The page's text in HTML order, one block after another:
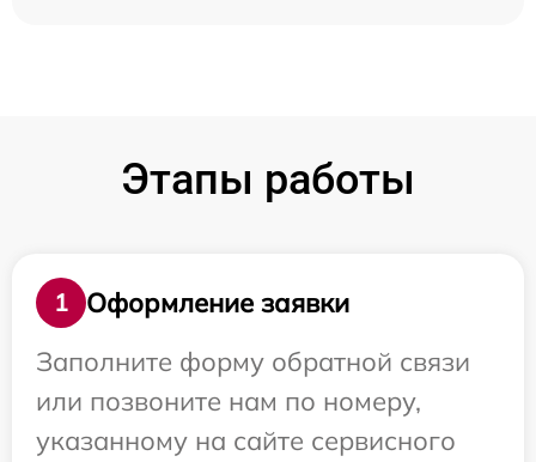
Этапы работы
1
Оформление заявки
Заполните форму обратной связи
или позвоните нам по номеру,
указанному на сайте сервисного